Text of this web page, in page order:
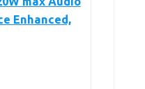
Enhanced,